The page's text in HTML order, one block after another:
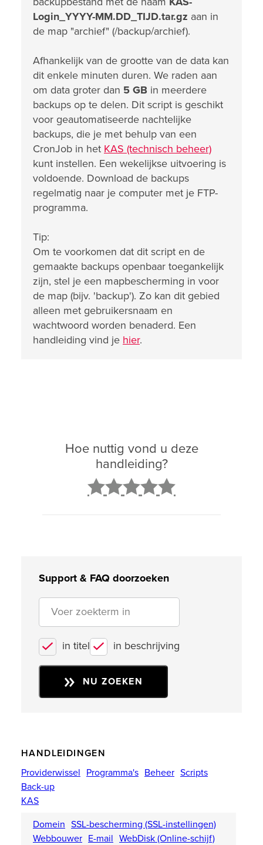
Login_YYYY-MM.DD_TIJD.tar.gz aan in
de map "archief" (/backup/archief).
Afhankelijk van de grootte van de data kan
dit enkele minuten duren. We raden aan
om data groter dan 5 GB in meerdere
backups op te delen. Dit script is geschikt
voor geautomatiseerde nachtelijke
backups, die je met behulp van een
CronJob in het KAS (technisch beheer)
kunt instellen. Een wekelijkse uitvoering is
voldoende. Download de backups
regelmatig naar je computer met je FTP-
programma.
Tip:
Om te voorkomen dat dit script en de
gemaakte backups openbaar toegankelijk
zijn, stel je een mapbescherming in voor
de map (bijv. 'backup'). Zo kan dit gebied
alleen met gebruikersnaam en
wachtwoord worden benaderd. Een
handleiding vind je hier.
Hoe nuttig vond u deze
handleiding?
Support & FAQ doorzoeken
in titel in beschrijving
NU ZOEKEN
HANDLEIDINGEN
Providerwissel Programma's Beheer Scripts
Back-up
KAS
Domein SSL-bescherming (SSL-instellingen)
Webbouwer E-mail WebDisk (Online-schijf)